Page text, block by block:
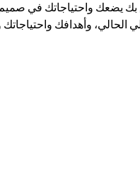
يضعك واحتياجاتك في صميم
وأهدافك